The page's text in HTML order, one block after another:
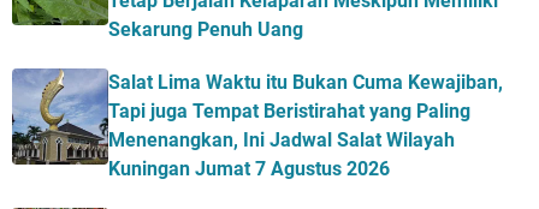
Sekarung Penuh Uang
Salat Lima Waktu itu Bukan Cuma Kewajiban,
Tapi juga Tempat Beristirahat yang Paling
Menenangkan, Ini Jadwal Salat Wilayah
Kuningan Jumat 7 Agustus 2026